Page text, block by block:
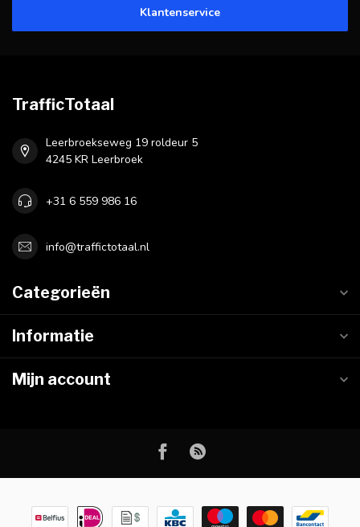
Klantenservice
TrafficTotaal
Leerbroekseweg 19 roldeur 5
4245 KR Leerbroek
+31 6 559 986 16
info@traffictotaal.nl
Categorieën
Informatie
Mijn account